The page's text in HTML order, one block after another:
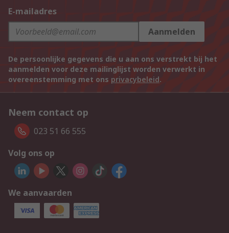
E-mailadres
Aanmelden
De persoonlijke gegevens die u aan ons verstrekt bij het
aanmelden voor deze mailinglijst worden verwerkt in
overeenstemming met ons privacybeleid.
Neem contact op
023 51 66 555
Volg ons op
We aanvaarden